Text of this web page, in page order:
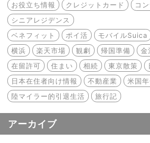
お役立ち情報
クレジットカード コ
シニアレジデンス
ベネフィット
ポイ活 モバイルSuica
横浜
楽天市場 観劇 帰国準備 金
在留許可
住まい 相続 東京散策
日本在住者向け情報
不動産業
米国
陸マイラー的引退生活
旅行記
アーカイブ